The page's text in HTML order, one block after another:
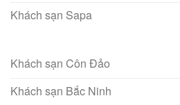
Khách sạn Sapa
Khách sạn Côn Đảo
Khách sạn Bắc Ninh